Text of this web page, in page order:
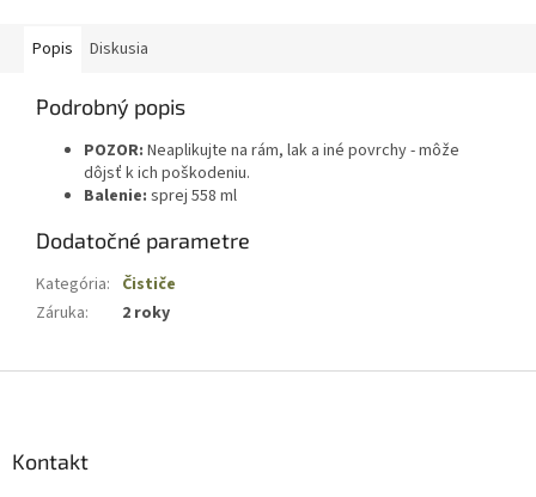
Popis Diskusia
Podrobný popis
POZOR: Neaplikujte na rám, lak a iné povrchy - môže
dôjsť k ich poškodeniu.
Balenie: sprej 558 ml
Dodatočné parametre
Kategória: Čističe
Záruka: 2 roky
Kontakt